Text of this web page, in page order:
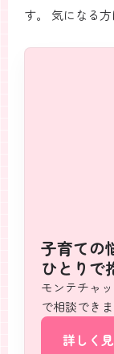
す。 気になる
子育ての
ひとりで
モンテチャ
で相談できま
詳しく